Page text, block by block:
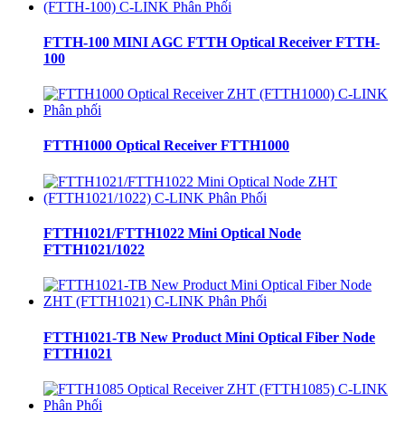
FTTH-100 MINI AGC FTTH Optical Receiver FTTH-
100
FTTH1000 Optical Receiver FTTH1000
FTTH1021/FTTH1022 Mini Optical Node
FTTH1021/1022
FTTH1021-TB New Product Mini Optical Fiber Node
FTTH1021